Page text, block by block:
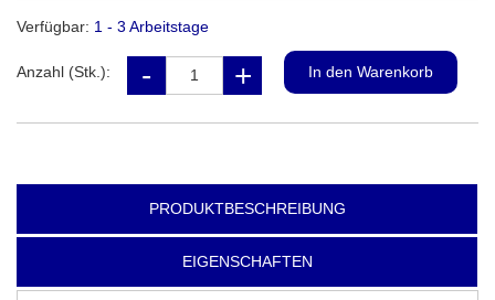
Verfügbar: 1 - 3 Arbeitstage
Anzahl (Stk.):
PRODUKTBESCHREIBUNG
EIGENSCHAFTEN